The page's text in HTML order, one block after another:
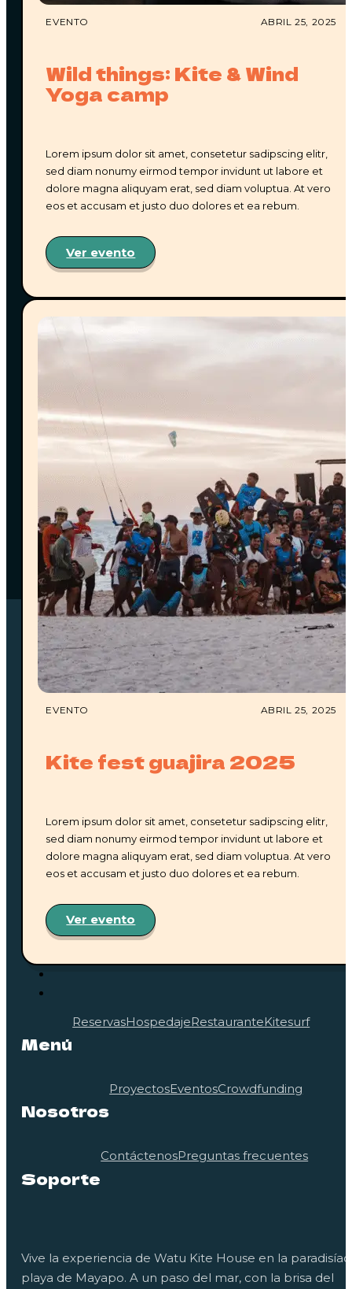
EVENTO ABRIL 25, 2025
Wild things: Kite & Wind
Yoga camp
Lorem ipsum dolor sit amet, consetetur sadipscing elitr,
sed diam nonumy eirmod tempor invidunt ut labore et
dolore magna aliquyam erat, sed diam voluptua. At vero
eos et accusam et justo duo dolores et ea rebum.
Ver evento
EVENTO ABRIL 25, 2025
Kite fest guajira 2025
Lorem ipsum dolor sit amet, consetetur sadipscing elitr,
sed diam nonumy eirmod tempor invidunt ut labore et
dolore magna aliquyam erat, sed diam voluptua. At vero
eos et accusam et justo duo dolores et ea rebum.
Ver evento
puedes acompañarnos en las fechas que reservaste,
Cambiar tu fecha de viajecon al menos
15 días
de anticipación .
Ceder tu reservaa un familiar o amig@.
reserva, dependiendo de la fecha de cancelación.
CANCELACIÓN?
queremos ser lo más justos posible contigo y con
nuestro equipo. Por eso, estas son nuestras
•⁠ ⁠Cancelaciones con
reembolso completo.
•⁠ ⁠Cancelaciones entre7 y 14 díasantes de la llegada:
reembolso del 50%.
•⁠ ⁠Cancelaciones con
menos de 7 días
anticipación: no aplica reembolso.
Suscríbete
Menú
ReservasHospedajeRestauranteKitesurf
Nosotros
ProyectosEventosCrowdfunding
Soporte
ContáctenosPreguntas frecuentes
Vive la experiencia de Watu Kite House en la
playa de Mayapo. A un paso del mar, con la brisa del